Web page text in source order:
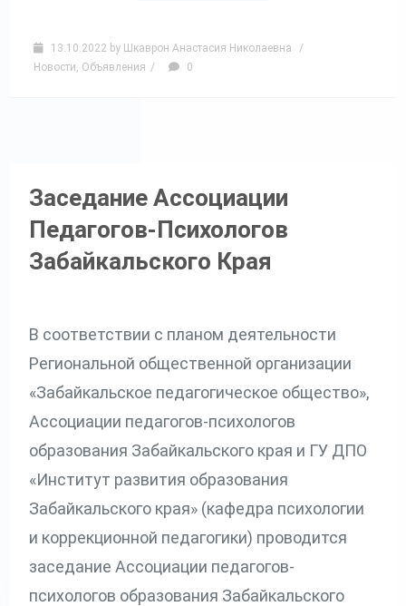
13.10.2022 by Шкаврон Анастасия Николаевна
/
Новости, Объявления / 0
Заседание Ассоциации
Педагогов-Психологов
Забайкальского Края
В соответствии с планом деятельности
Региональной общественной организации
«Забайкальское педагогическое общество»,
Ассоциации педагогов-психологов
образования Забайкальского края и ГУ ДПО
«Институт развития образования
Забайкальского края» (кафедра психологии
и коррекционной педагогики) проводится
заседание Ассоциации педагогов-
психологов образования Забайкальского